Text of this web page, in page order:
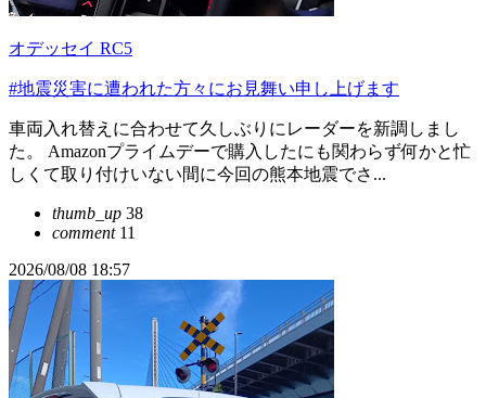
オデッセイ RC5
#地震災害に遭われた方々にお見舞い申し上げます
車両入れ替えに合わせて久しぶりにレーダーを新調しまし
た。 Amazonプライムデーで購入したにも関わらず何かと忙
しくて取り付けいない間に今回の熊本地震でさ...
thumb_up 38
comment11
2026/08/08 18:57